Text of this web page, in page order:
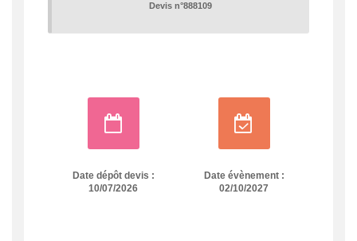
Devis n°888109
Date dépôt devis :
10/07/2026
Date évènement :
02/10/2027